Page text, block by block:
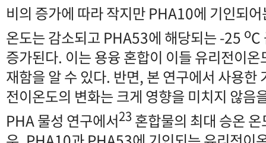
비의 증가에 따라 작지만 PHA10에 기인되
온도는 감소되고 PHA53에 해당되는 -25 oC
증가된다. 이는 용융 혼합이 이들 유리전이
재함을 알 수 있다. 반면, 본 연구에서 사용한
전이온도의 변화는 크게 영향을 미치지 않음
PHA 물성 연구에서23 혼합물의 최대 승온